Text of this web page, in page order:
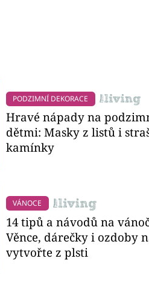
PODZIMNÍ DEKORACE
Hravé nápady na
dětmi: Masky z listů i
kamínky
VÁNOCE
14 tipů a návodů na
Věnce, dárečky i ozdoby
vytvořte z plsti